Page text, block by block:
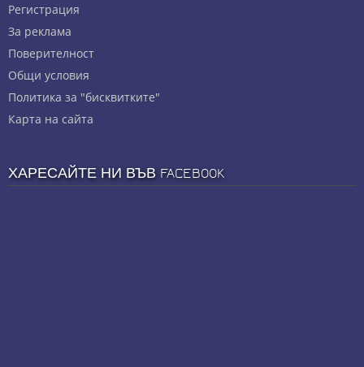
Регистрация
За реклама
Πoвepитeлнocт
Общи условия
Политика за "бисквитките"
Карта на сайта
ХАРЕСАЙТЕ НИ ВЪВ FACEBOOK